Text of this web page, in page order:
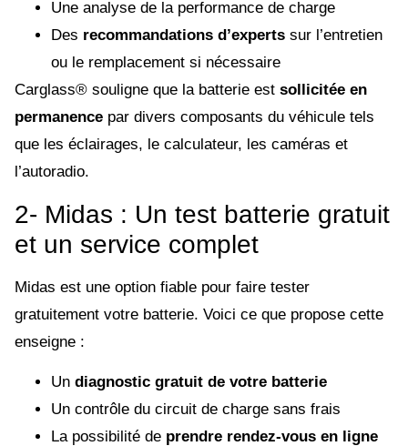
Une analyse de la performance de charge
Des recommandations d’experts sur l’entretien
ou le remplacement si nécessaire
Carglass® souligne que la batterie est sollicitée en
permanence par divers composants du véhicule tels
que les éclairages, le calculateur, les caméras et
l’autoradio.
2- Midas : Un test batterie gratuit
et un service complet
Midas est une option fiable pour faire tester
gratuitement votre batterie. Voici ce que propose cette
enseigne :
Un diagnostic gratuit de votre batterie
Un contrôle du circuit de charge sans frais
La possibilité de prendre rendez-vous en ligne